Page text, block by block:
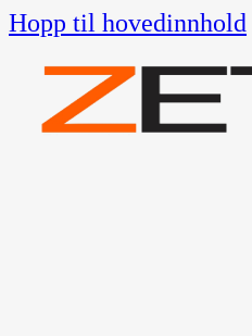
Hopp til hovedinnhold